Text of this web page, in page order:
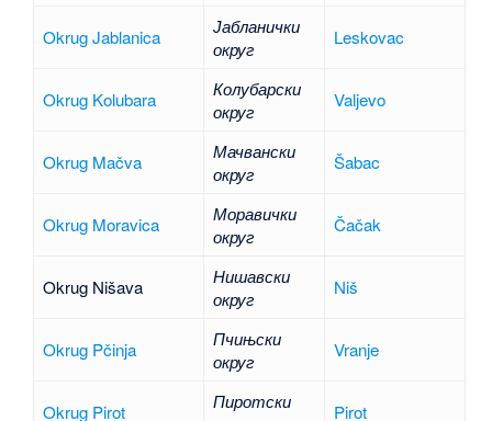
Okrug Jablanica
Јабланички
округ
Leskovac
Okrug Kolubara
Колубарски
округ
Valjevo
Okrug Mačva
Мачвански
округ
Šabac
Okrug Moravica
Моравички
округ
Čačak
Okrug Nišava
Нишавски
округ
Niš
Okrug Pčinja
Пчињски
округ
Vranje
Okrug Pirot
Пиротски
Pirot